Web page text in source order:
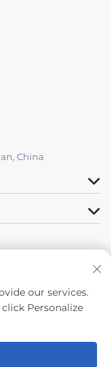
China
Industry & Trade
our services.
Personalize